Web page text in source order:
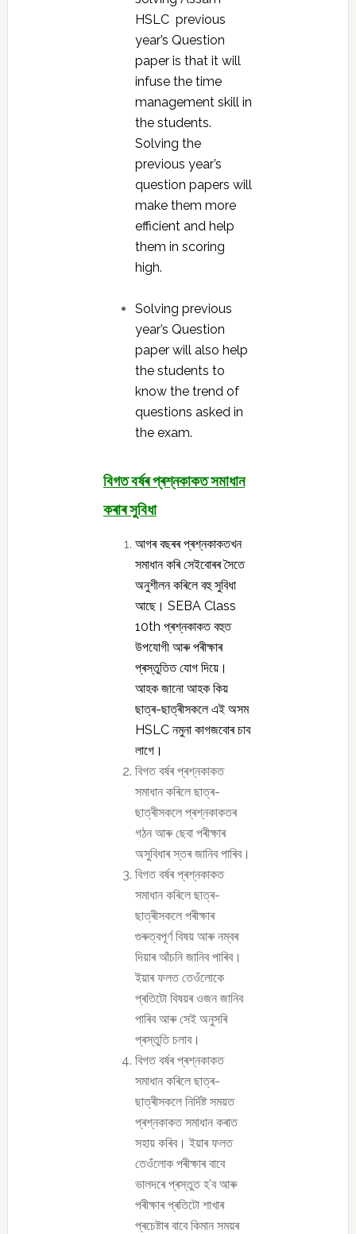
HSLC previous
year’s Question
paper is that it will
infuse the time
management skill in
the students.
Solving the
previous year’s
question papers will
make them more
efficient and help
them in scoring
high.
Solving previous
year’s Question
paper will also help
the students to
know the trend of
questions asked in
the exam.
বিগত বৰ্ষৰ প্ৰশ্নকাকত সমাধান
কৰাৰ সুবিধা
আগৰ বছৰৰ প্ৰশ্নকাকতখন
সমাধান কৰি সেইবোৰৰ সৈতে
অনুশীলন কৰিলে বহু সুবিধা
আছে। SEBA Class
10th প্ৰশ্নকাকত বহুত
উপযোগী আৰু পৰীক্ষাৰ
প্ৰস্তুতিত যোগ দিয়ে।
আহক জানো আহক কিয়
ছাত্ৰ-ছাত্ৰীসকলে এই অসম
HSLC নমুনা কাগজবোৰ চাব
লাগে।
বিগত বৰ্ষৰ প্ৰশ্নকাকত
সমাধান কৰিলে ছাত্ৰ-
ছাত্ৰীসকলে প্ৰশ্নকাকতৰ
গঠন আৰু ছেবা পৰীক্ষাৰ
অসুবিধাৰ স্তৰ জানিব পাৰিব।
বিগত বৰ্ষৰ প্ৰশ্নকাকত
সমাধান কৰিলে ছাত্ৰ-
ছাত্ৰীসকলে পৰীক্ষাৰ
গুৰুত্বপূৰ্ণ বিষয় আৰু নম্বৰ
দিয়াৰ আঁচনি জানিব পাৰিব।
ইয়াৰ ফলত তেওঁলোকে
প্ৰতিটো বিষয়ৰ ওজন জানিব
পাৰিব আৰু সেই অনুসৰি
প্ৰস্তুতি চলাব।
বিগত বৰ্ষৰ প্ৰশ্নকাকত
সমাধান কৰিলে ছাত্ৰ-
ছাত্ৰীসকলে নিৰ্দিষ্ট সময়ত
প্ৰশ্নকাকত সমাধান কৰাত
সহায় কৰিব। ইয়াৰ ফলত
তেওঁলোক পৰীক্ষাৰ বাবে
ভালদৰে প্ৰস্তুত হ’ব আৰু
পৰীক্ষাৰ প্ৰতিটো শাখাৰ
প্ৰচেষ্টাৰ বাবে কিমান সময়ৰ